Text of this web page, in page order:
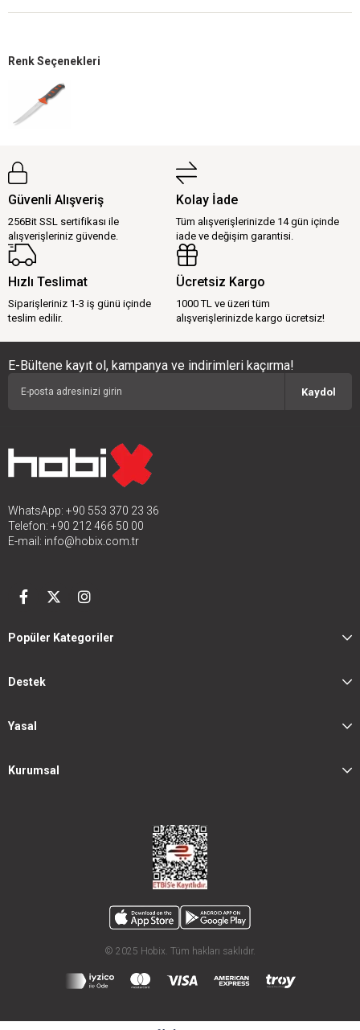
Renk Seçenekleri
Güvenli Alışveriş
256Bit SSL sertifikası ile
alışverişleriniz güvende.
Kolay İade
Tüm alışverişlerinizde 14 gün içinde
iade ve değişim garantisi.
Hızlı Teslimat
Siparişleriniz 1-3 iş günü içinde
teslim edilir.
Ücretsiz Kargo
1000 TL ve üzeri tüm
alışverişlerinizde kargo ücretsiz!
E-Bültene kayıt ol, kampanya ve indirimleri kaçırma!
Kaydol
WhatsApp: +90 553 370 23 36
Telefon: +90 212 466 50 00
E-mail: info@hobix.com.tr
Popüler Kategoriler
Destek
Yasal
Kurumsal
© 2025 Hobix. Tüm hakları saklıdır.